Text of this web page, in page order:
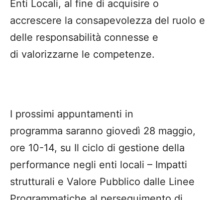
Enti Locali, al fine di acquisire o
accrescere la consapevolezza del ruolo e
delle responsabilità connesse e
di valorizzarne le competenze.
I prossimi appuntamenti in
programma saranno giovedì 28 maggio,
ore 10-14, su Il ciclo di gestione della
performance negli enti locali – Impatti
strutturali e Valore Pubblico dalle Linee